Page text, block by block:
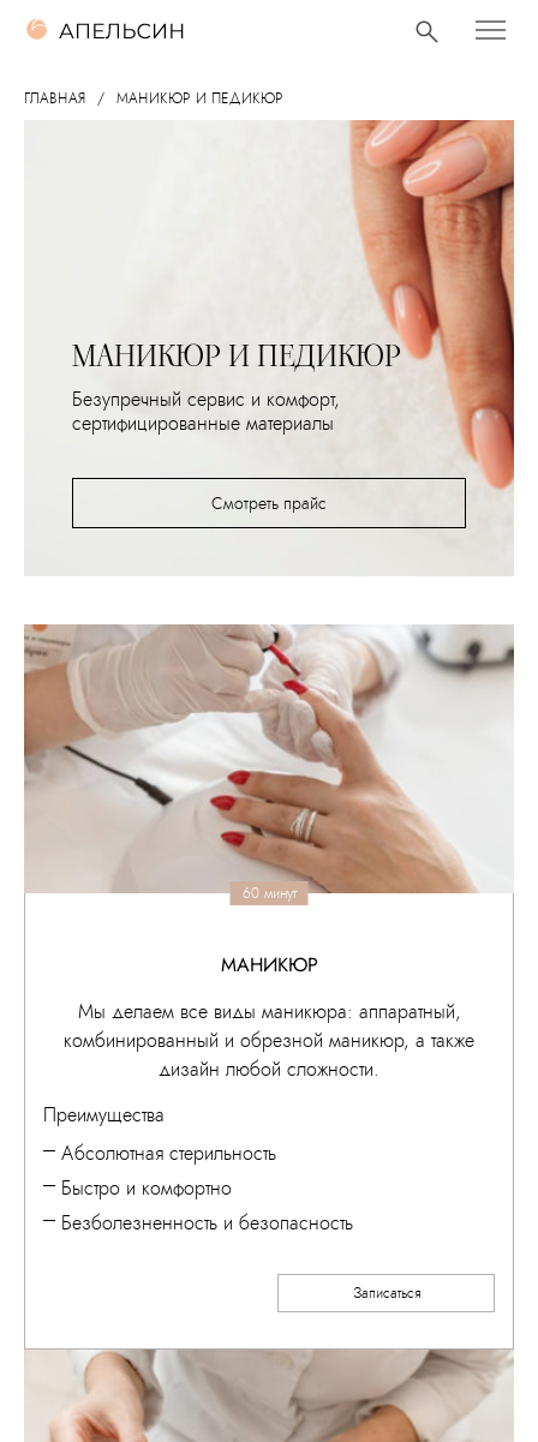
ГЛАВНАЯ МАНИКЮР И ПЕДИКЮР
МАНИКЮР И ПЕДИКЮР
Безупречный сервис и комфорт,
сертифицированные материалы
Смотреть прайс
60 минут
МАНИКЮР
Мы делаем все виды маникюра: аппаратный,
комбинированный и обрезной маникюр, а также
дизайн любой сложности.
Преимущества
Абсолютная стерильность
Быстро и комфортно
Безболезненность и безопасность
Записаться